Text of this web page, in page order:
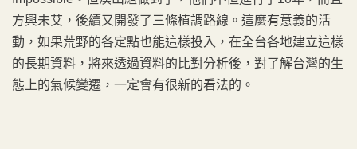
方興未艾，後續又開發了三條植調路線。這麼有意義的活
動，如果荒野的各定點也能這樣投入，在全台各地建立這樣
的長期資料，將來透過資料的比對分析後，對了解台灣的生
態上的氣候變遷，一定會有很新的看法的。